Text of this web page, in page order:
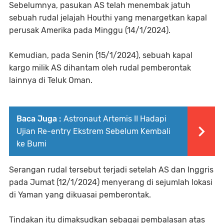
Sebelumnya, pasukan AS telah menembak jatuh
sebuah rudal jelajah Houthi yang menargetkan kapal
perusak Amerika pada Minggu (14/1/2024).
Kemudian, pada Senin (15/1/2024), sebuah kapal
kargo milik AS dihantam oleh rudal pemberontak
lainnya di Teluk Oman.
Baca Juga : Astronaut Artemis II Hadapi
Ujian Re-entry Ekstrem Sebelum Kembali
ke Bumi
Serangan rudal tersebut terjadi setelah AS dan Inggris
pada Jumat (12/1/2024) menyerang di sejumlah lokasi
di Yaman yang dikuasai pemberontak.
Tindakan itu dimaksudkan sebagai pembalasan atas